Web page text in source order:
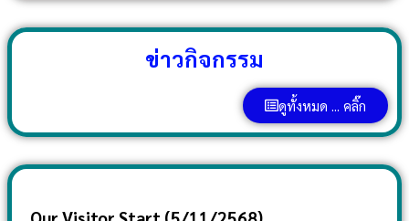
ข่าวกิจกรรม
ดูทั้งหมด ... คลิ๊ก